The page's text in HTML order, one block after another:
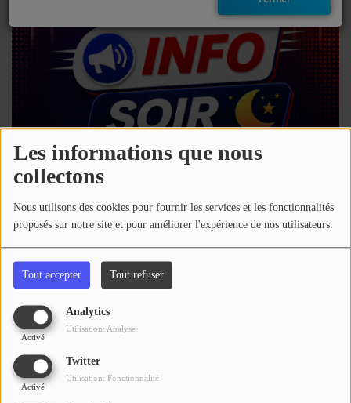
Les informations que nous
collectons
Nous utilisons des cookies pour fournir les services et les fonctionnalités
proposés sur notre site et pour améliorer l'expérience de nos utilisateurs.
Tout accepter Tout refuser
Analytics
Activé
Utilisation: Analyse
Twitter
Activé
Utilisation: Fonctionnalité
EMISSIONS
TITRES DIFFUSÉS
FRÉQUENCES
EVÈNEMENTS
LES JEUX
JEUX CONCOURS
CONTACTEZ-NOUS
RÉGIE PUBLICTIAIRE
07 août 2026 - 15:00
Retrouvez toute l'actu du Nord Gascogne
Commentaires(0)